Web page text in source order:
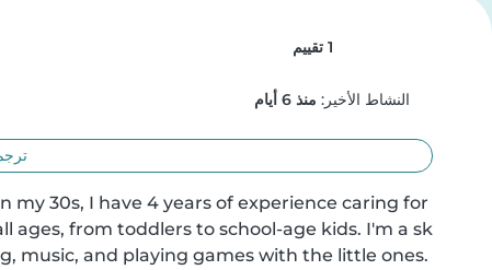
النشاط الأخير: منذ 6 أيام
my 30s, I have 4 years of experience caring for
music, and playing games with the little ones.